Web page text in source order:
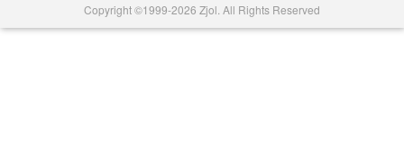
Copyright ©1999-2026 Zjol. All Rights Reserved